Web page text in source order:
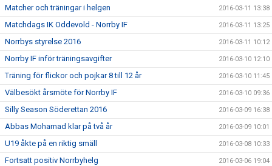
Matcher och träningar i helgen 2016-03-11 13:38
Matchdags IK Oddevold - Norrby IF 2016-03-11 13:25
Norrbys styrelse 2016 2016-03-11 10:12
Norrby IF inför träningsavgifter 2016-03-10 12:10
Träning för flickor och pojkar 8 till 12 år 2016-03-10 11:45
Välbesökt årsmöte för Norrby IF 2016-03-10 09:36
Silly Season Söderettan 2016 2016-03-09 16:38
Abbas Mohamad klar på två år 2016-03-09 10:01
U19 åkte på en riktig smäll 2016-03-08 10:33
Fortsatt positiv Norrbyhelg 2016-03-06 19:04